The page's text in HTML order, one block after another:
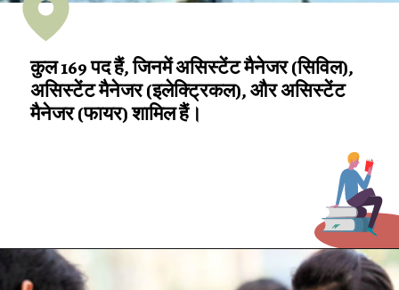
कुल 169 पद हैं, जिनमें असिस्टेंट मैनेजर (सिविल),
असिस्टेंट मैनेजर (इलेक्ट्रिकल), और असिस्टेंट
मैनेजर (फायर) शामिल हैं।